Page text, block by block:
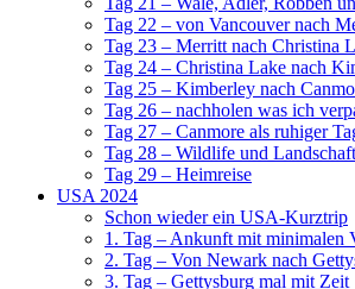
Tag 22 – von Vancouver nach
Tag 23 – Merritt nach Christina
Tag 24 – Christina Lake nach
Tag 25 – Kimberley nach
Tag 26 – nachholen was ich
Tag 27 – Canmore als ruhiger
Tag 28 – Wildlife und
Tag 29 – Heimreise
USA 2024
Schon wieder ein USA-Kurztrip
1. Tag – Ankunft mit minimalen
2. Tag – Von Newark nach
3. Tag – Gettysburg mal mit Zeit